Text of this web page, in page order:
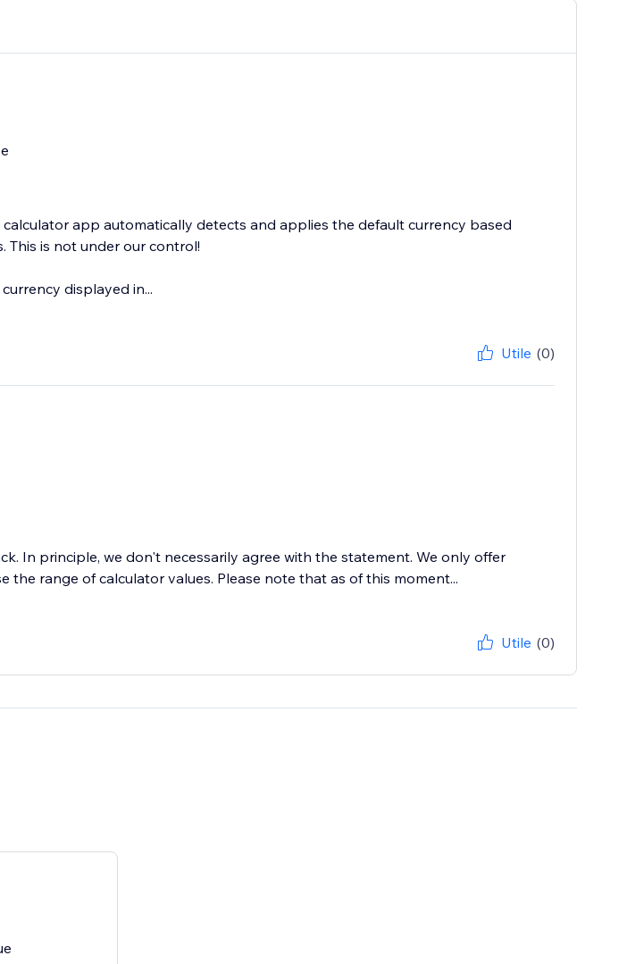
app automatically detects and applies the default currency based
This is not under our control!
displayed in...
Utile (0)
In principle, we don't necessarily agree with the statement. We only offer
the range of calculator values. Please note that as of this moment...
Utile (0)